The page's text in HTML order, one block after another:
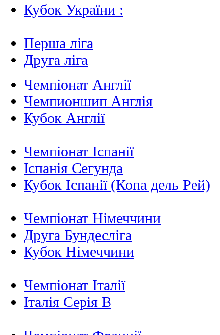
Кубок України :
Перша ліга
Друга ліга
Чемпіонат Англії
Чемпионшип Англія
Кубок Англії
Чемпіонат Іспанії
Іспанія Сегунда
Кубок Іспанії (Копа дель Рей)
Чемпіонат Німеччини
Друга Бундесліга
Кубок Німеччини
Чемпіонат Італії
Італія Серія B